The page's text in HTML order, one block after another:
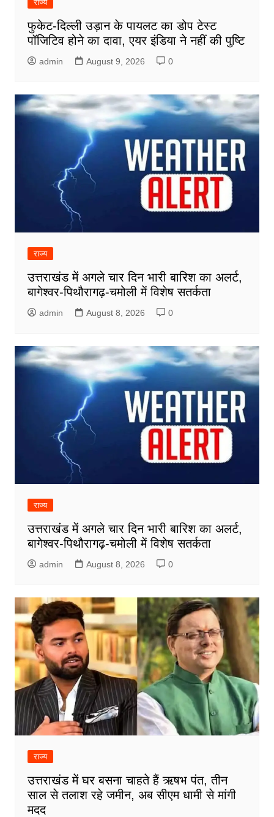
राज्य
फुकेट-दिल्ली उड़ान के पायलट का डोप टेस्ट
पॉजिटिव होने का दावा, एयर इंडिया ने नहीं की पुष्टि
admin August 9, 2026 0
राज्य
उत्तराखंड में अगले चार दिन भारी बारिश का अलर्ट,
बागेश्वर-पिथौरागढ़-चमोली में विशेष सतर्कता
admin August 8, 2026 0
राज्य
उत्तराखंड में अगले चार दिन भारी बारिश का अलर्ट,
बागेश्वर-पिथौरागढ़-चमोली में विशेष सतर्कता
admin August 8, 2026 0
राज्य
उत्तराखंड में घर बसना चाहते हैं ऋषभ पंत, तीन
साल से तलाश रहे जमीन, अब सीएम धामी से मांगी
मदद